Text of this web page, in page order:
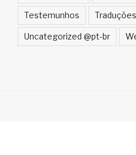
Testemunhos
Uncategorized @pt-br